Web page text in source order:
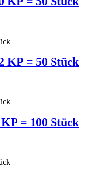
KP = 50 Stück
= 100 Stück